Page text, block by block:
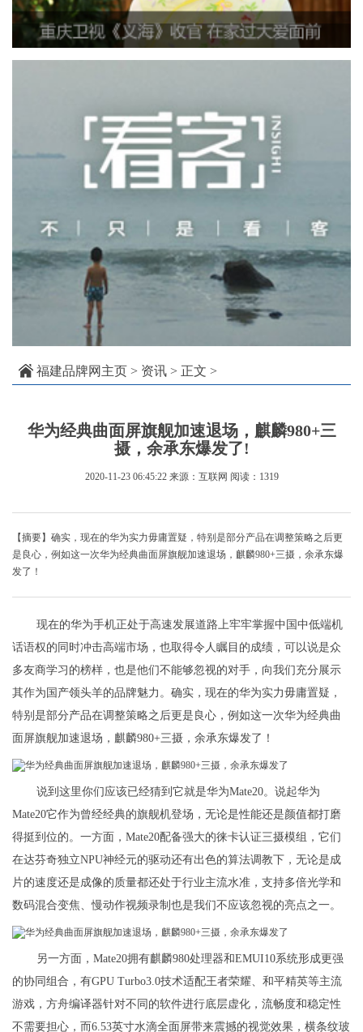
福建品牌网主页 > 资讯 > 正文 >
华为经典曲面屏旗舰加速退场，麒麟980+三
摄，余承东爆发了!
2020-11-23 06:45:22 来源：互联网 阅读：1319
【摘要】确实，现在的华为实力毋庸置疑，特别是部分产品在调整策略之后更
是良心，例如这一次华为经典曲面屏旗舰加速退场，麒麟980+三摄，余承东爆
发了！
现在的华为手机正处于高速发展道路上牢牢掌握中国中低端机
话语权的同时冲击高端市场，也取得令人瞩目的成绩，可以说是众
多友商学习的榜样，也是他们不能够忽视的对手，向我们充分展示
其作为国产领头羊的品牌魅力。确实，现在的华为实力毋庸置疑，
特别是部分产品在调整策略之后更是良心，例如这一次华为经典曲
面屏旗舰加速退场，麒麟980+三摄，余承东爆发了！
说到这里你们应该已经猜到它就是华为Mate20。说起华为
Mate20它作为曾经经典的旗舰机登场，无论是性能还是颜值都打磨
得挺到位的。一方面，Mate20配备强大的徕卡认证三摄模组，它们
在达芬奇独立NPU神经元的驱动还有出色的算法调教下，无论是成
片的速度还是成像的质量都还处于行业主流水准，支持多倍光学和
数码混合变焦、慢动作视频录制也是我们不应该忽视的亮点之一。
另一方面，Mate20拥有麒麟980处理器和EMUI10系统形成更强
的协同组合，有GPU Turbo3.0技术适配王者荣耀、和平精英等主流
游戏，方舟编译器针对不同的软件进行底层虚化，流畅度和稳定性
不需要担心，而6.53英寸水滴全面屏带来震撼的视觉效果，横条纹玻